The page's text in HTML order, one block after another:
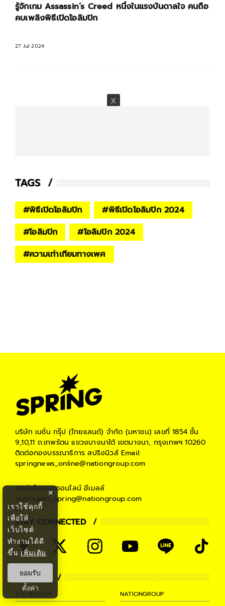
รู้จักเกม Assassin’s Creed หนึ่งในแรงบันดาลใจ คนถือ
คบเพลิงพิธีเปิดโอลิมปิก
27 Jul 2024
TAGS
#พิธีเปิดโอลิมปิก #พิธีเปิดโอลิมปิก 2024
#โอลิมปิก #โอลิมปิก 2024
#ความเท่าเทียมทางเพศ
บริษัท เนชั่น กรุ๊ป (ไทยแลนด์) จำกัด (มหาชน) เลขที่ 1854 ชั้น
9,10,11 ถ.เทพรัตน แขวงบางนาใต้ เขตบางนา, กรุงเทพฯ 10260
ติดต่อกองบรรณาธิการ สปริงนิวส์Email:
springnews_online@nationgroup.com
ติดต่อโฆษณาออนไลน์ อีเมลล์
teamsales_spring@nationgroup.com
STAY CONNECTED
PARTNER
THE NATION
NATIONGROUP
×
เราใช้คุกกี้
เพื่อให้
เว็บไซต์
ทำงานได้ดี
ขึ้น เพิ่มเติม
ยอมรับ
ตั้งค่า